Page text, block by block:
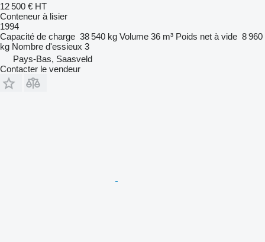
12 500 € HT
Conteneur à lisier
1994
Capacité de charge 38 540 kg Volume 36 m³ Poids net à vide 8 960
kg Nombre d'essieux 3
Pays-Bas, Saasveld
Contacter le vendeur